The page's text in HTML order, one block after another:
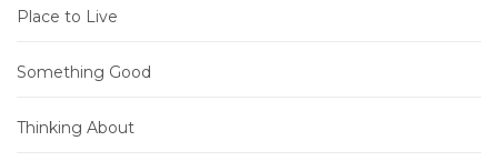
Place to Live
Something Good
Thinking About